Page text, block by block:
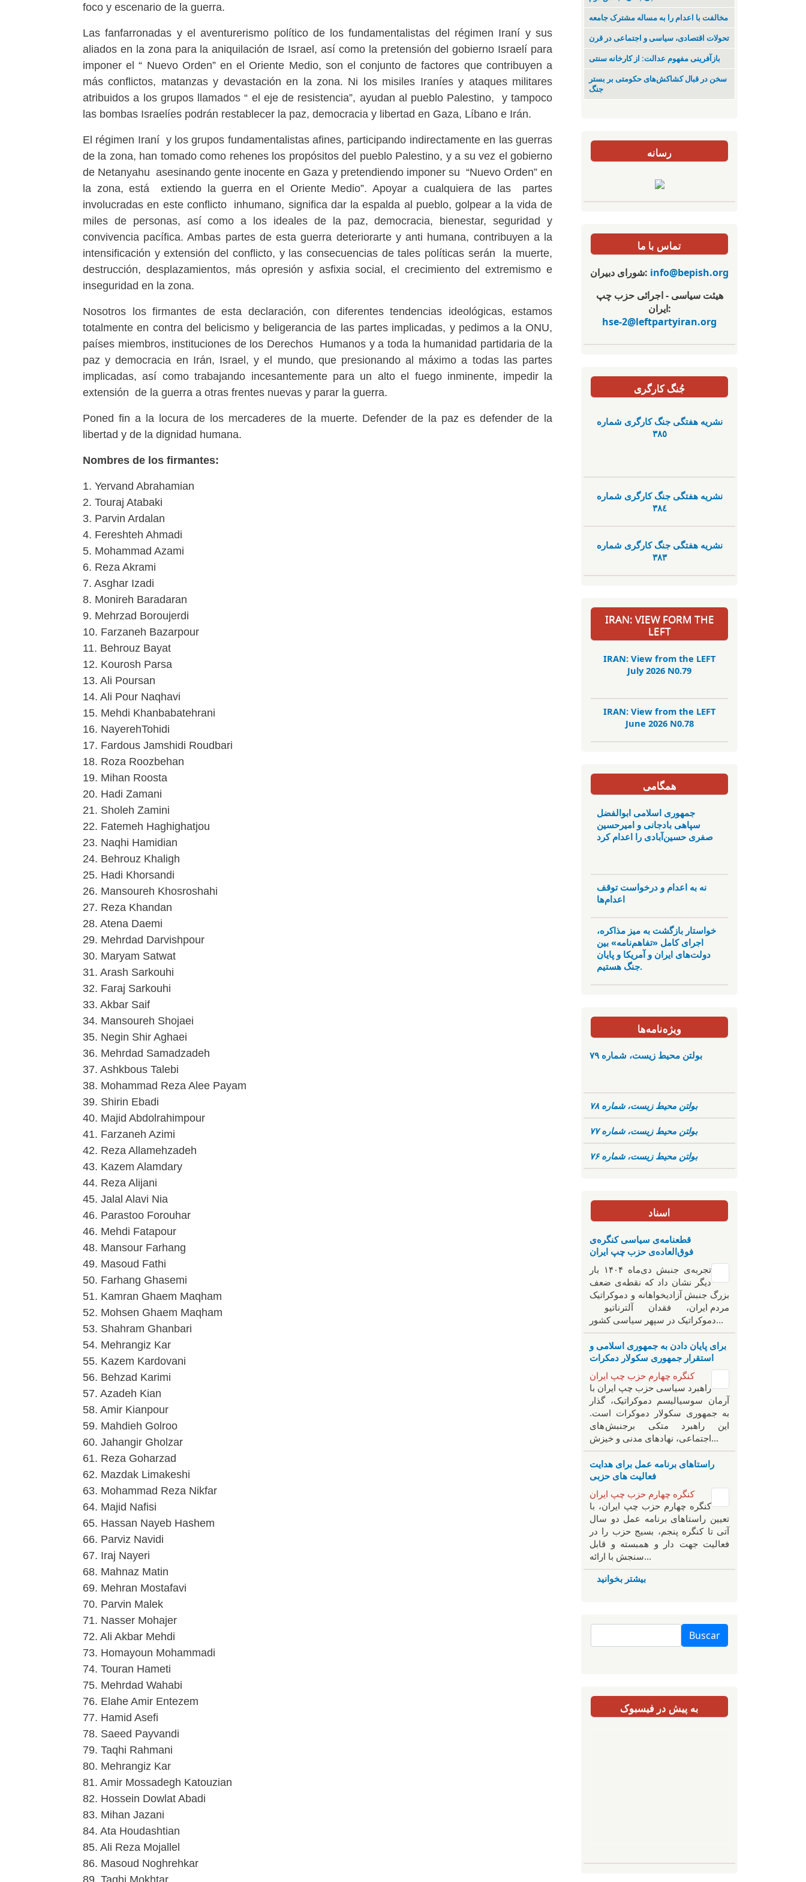
foco y escenario de la guerra.
Las fanfarronadas y el aventurerismo político de los fundamentalistas del régimen Iraní y sus
aliados en la zona para la aniquilación de Israel, así como la pretensión del gobierno Israelí para
imponer el “ Nuevo Orden” en el Oriente Medio, son el conjunto de factores que contribuyen a
más conflictos, matanzas y devastación en la zona. Ni los misiles Iraníes y ataques militares
atribuidos a los grupos llamados “ el eje de resistencia”, ayudan al pueblo Palestino, y tampoco
las bombas Israelíes podrán restablecer la paz, democracia y libertad en Gaza, Líbano e Irán.
El régimen Iraní y los grupos fundamentalistas afines, participando indirectamente en las guerras
de la zona, han tomado como rehenes los propósitos del pueblo Palestino, y a su vez el gobierno
de Netanyahu asesinando gente inocente en Gaza y pretendiendo imponer su “Nuevo Orden” en
la zona, está extiendo la guerra en el Oriente Medio”. Apoyar a cualquiera de las partes
involucradas en este conflicto inhumano, significa dar la espalda al pueblo, golpear a la vida de
miles de personas, así como a los ideales de la paz, democracia, bienestar, seguridad y
convivencia pacífica. Ambas partes de esta guerra deteriorarte y anti humana, contribuyen a la
intensificación y extensión del conflicto, y las consecuencias de tales políticas serán la muerte,
destrucción, desplazamientos, más opresión y asfixia social, el crecimiento del extremismo e
inseguridad en la zona.
Nosotros los firmantes de esta declaración, con diferentes tendencias ideológicas, estamos
totalmente en contra del belicismo y beligerancia de las partes implicadas, y pedimos a la ONU,
países miembros, instituciones de los Derechos Humanos y a toda la humanidad partidaria de la
paz y democracia en Irán, Israel, y el mundo, que presionando al máximo a todas las partes
implicadas, así como trabajando incesantemente para un alto el fuego inminente, impedir la
extensión de la guerra a otras frentes nuevas y parar la guerra.
Poned fin a la locura de los mercaderes de la muerte. Defender de la paz es defender de la
libertad y de la dignidad humana.
Nombres de los firmantes:
1. Yervand Abrahamian
2. Touraj Atabaki
3. Parvin Ardalan
4. Fereshteh Ahmadi
5. Mohammad Azami
6. Reza Akrami
7. Asghar Izadi
8. Monireh Baradaran
9. Mehrzad Boroujerdi
10. Farzaneh Bazarpour
11. Behrouz Bayat
12. Kourosh Parsa
13. Ali Poursan
14. Ali Pour Naqhavi
15. Mehdi Khanbabatehrani
16. NayerehTohidi
17. Fardous Jamshidi Roudbari
18. Roza Roozbehan
19. Mihan Roosta
20. Hadi Zamani
21. Sholeh Zamini
22. Fatemeh Haghighatjou
23. Naqhi Hamidian
24. Behrouz Khaligh
25. Hadi Khorsandi
26. Mansoureh Khosroshahi
27. Reza Khandan
28. Atena Daemi
29. Mehrdad Darvishpour
30. Maryam Satwat
31. Arash Sarkouhi
32. Faraj Sarkouhi
33. Akbar Saif
34. Mansoureh Shojaei
35. Negin Shir Aghaei
36. Mehrdad Samadzadeh
37. Ashkbous Talebi
38. Mohammad Reza Alee Payam
39. Shirin Ebadi
40. Majid Abdolrahimpour
41. Farzaneh Azimi
42. Reza Allamehzadeh
43. Kazem Alamdary
44. Reza Alijani
45. Jalal Alavi Nia
46. Parastoo Forouhar
46. Mehdi Fatapour
48. Mansour Farhang
49. Masoud Fathi
50. Farhang Ghasemi
51. Kamran Ghaem Maqham
52. Mohsen Ghaem Maqham
53. Shahram Ghanbari
54. Mehrangiz Kar
55. Kazem Kardovani
56. Behzad Karimi
57. Azadeh Kian
58. Amir Kianpour
59. Mahdieh Golroo
60. Jahangir Gholzar
61. Reza Goharzad
62. Mazdak Limakeshi
63. Mohammad Reza Nikfar
64. Majid Nafisi
65. Hassan Nayeb Hashem
66. Parviz Navidi
67. Iraj Nayeri
68. Mahnaz Matin
69. Mehran Mostafavi
70. Parvin Malek
71. Nasser Mohajer
72. Ali Akbar Mehdi
73. Homayoun Mohammadi
74. Touran Hameti
75. Mehrdad Wahabi
76. Elahe Amir Entezem
77. Hamid Asefi
78. Saeed Payvandi
79. Taqhi Rahmani
80. Mehrangiz Kar
81. Amir Mossadegh Katouzian
82. Hossein Dowlat Abadi
83. Mihan Jazani
84. Ata Houdashtian
85. Ali Reza Mojallel
86. Masoud Noghrehkar
89. Taqhi Mokhtar
مخالفت با اعدام را به مساله مشترک جامعه
تحولات اقتصادی، سیاسی و اجتماعی در قرن
بازآفرینی مفهوم عدالت: از کارخانه سنتی
سخن در قبال کشاکش‌های حکومتی بر بستر
جنگ
رسانه
تماس با ما
شورای دبیران: info@bepish.org
هیئت سیاسی - اجرائی حزب چپ
ایران:
hse-2@leftpartyiran.org
جُنگ کارگری
نشریە هفتگی جنگ کارگری شمارە
٣٨٥
نشریە هفتگی جنگ کارگری شمارە
٣٨٤
نشریە هفتگی جنگ کارگری شمارە
٣٨٣
IRAN: VIEW FORM THE
LEFT
IRAN: View from the LEFT
July 2026 N0.79
IRAN: View from the LEFT
June 2026 N0.78
همگامی
جمهوری اسلامی ابوالفضل
سپاهی بادجانی و امیرحسین
صفری حسین‌آبادی را اعدام کرد
نه به اعدام و درخواست توقف
اعدام‌ها
خواستار بازگشت به میز مذاکره،
اجرای کامل «تفاهم‌نامه» بین
دولت‌های ایران و آمریکا و پایان
جنگ هستیم.
ویژه‌نامه‌ها
بولتن محیط زیست، شماره ۷۹
بولتن محیط زیست، شماره ۷۸
بولتن محیط زیست، شماره ۷۷
بولتن محیط زیست، شماره ۷۶
اسناد
قطعنامه‌ی سیاسی کنگره‌ی
فوق‌العاده‌ی حزب چپ ایران
تجربه‌ی جنبش دی‌ماه ۱۴۰۴ بار
دیگر نشان داد که نقطه‌ی ضعف
بزرگ جنبش آزادیخواهانه و دموکراتیک
مردم ایران، فقدان آلترناتیو
دموکراتیک در سپهر سیاسی کشور...
برای پایان دادن به جمهوری اسلامی و
استقرار جمهوری سکولار دمکرات
کنگره چهارم حزب چپ ایران
راهبرد سياسی حزب چپ ایران با
آرمان سوسیالیسم دموکراتیک، گذار
به جمهوری سکولار دموکرات است.
این راهبرد متکی برجنبش های
اجتماعی، نهادهای مدنی و خیزش‌...
راستاهای برنامه عمل برای هدایت
فعالیت های حزبی
کنگره چهارم حزب چپ ایران
کنگره چهارم حزب چپ ایران، با
تعیین راستاهای برنامه عمل دو سال
آتی تا کنگره پنجم، بسیج حزب را در
فعالیت جهت دار و همبسته و قابل
سنجش با ارائه...
بیشتر بخوانید
Buscar
به پیش در فیسبوک